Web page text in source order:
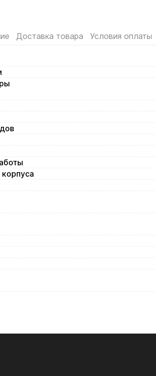
Доставка товара Условия оплаты